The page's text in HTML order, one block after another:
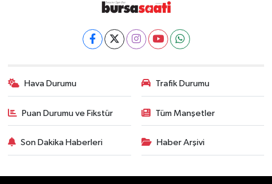
Hava Durumu Trafik Durumu
Puan Durumu ve Fikstür Tüm Manşetler
Son Dakika Haberleri Haber Arşivi